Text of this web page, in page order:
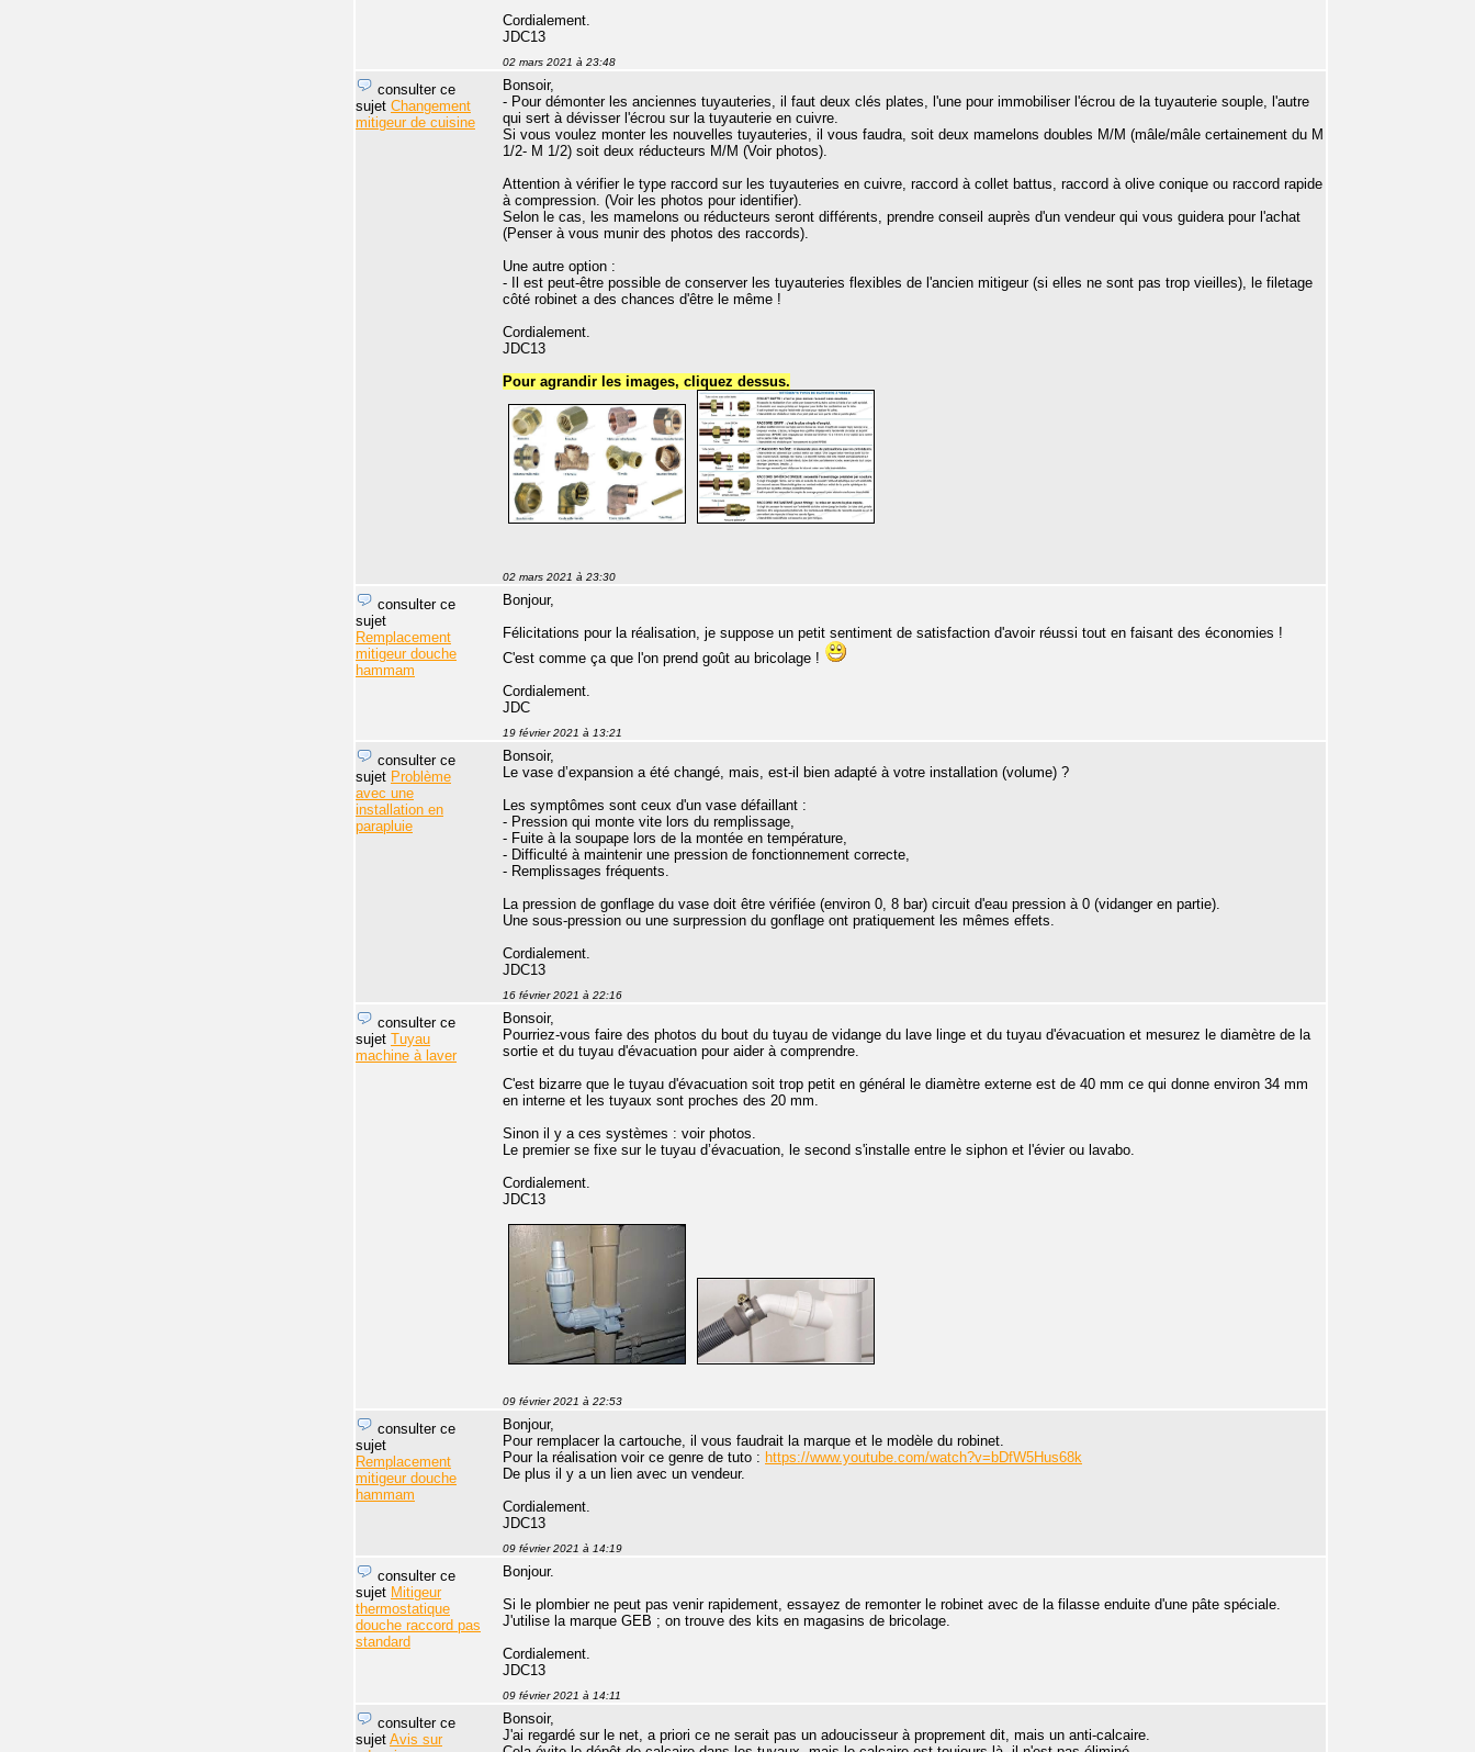
Cordialement.
JDC13
02 mars 2021 à 23:48
Bonsoir,
- Pour démonter les anciennes tuyauteries, il faut deux clés plates, l'une pour immobiliser l'écrou de la tuyauterie souple, l'autre
qui sert à dévisser l'écrou sur la tuyauterie en cuivre.
Si vous voulez monter les nouvelles tuyauteries, il vous faudra, soit deux mamelons doubles M/M (mâle/mâle certainement du M
1/2- M 1/2) soit deux réducteurs M/M (Voir photos).
Attention à vérifier le type raccord sur les tuyauteries en cuivre, raccord à collet battus, raccord à olive conique ou raccord rapide
à compression. (Voir les photos pour identifier).
Selon le cas, les mamelons ou réducteurs seront différents, prendre conseil auprès d'un vendeur qui vous guidera pour l'achat
(Penser à vous munir des photos des raccords).
Une autre option :
- Il est peut-être possible de conserver les tuyauteries flexibles de l'ancien mitigeur (si elles ne sont pas trop vieilles), le filetage
côté robinet a des chances d'être le même !
Cordialement.
JDC13
Pour agrandir les images, cliquez dessus.
02 mars 2021 à 23:30
consulter ce
sujet Changement
mitigeur de cuisine
Bonjour,
Félicitations pour la réalisation, je suppose un petit sentiment de satisfaction d'avoir réussi tout en faisant des économies !
C'est comme ça que l'on prend goût au bricolage !
Cordialement.
JDC
19 février 2021 à 13:21
consulter ce
sujet
Remplacement
mitigeur douche
hammam
Bonsoir,
Le vase d’expansion a été changé, mais, est-il bien adapté à votre installation (volume) ?
Les symptômes sont ceux d'un vase défaillant :
- Pression qui monte vite lors du remplissage,
- Fuite à la soupape lors de la montée en température,
- Difficulté à maintenir une pression de fonctionnement correcte,
- Remplissages fréquents.
La pression de gonflage du vase doit être vérifiée (environ 0, 8 bar) circuit d'eau pression à 0 (vidanger en partie).
Une sous-pression ou une surpression du gonflage ont pratiquement les mêmes effets.
Cordialement.
JDC13
16 février 2021 à 22:16
consulter ce
sujet Problème
avec une
installation en
parapluie
Bonsoir,
Pourriez-vous faire des photos du bout du tuyau de vidange du lave linge et du tuyau d'évacuation et mesurez le diamètre de la
sortie et du tuyau d'évacuation pour aider à comprendre.
C'est bizarre que le tuyau d'évacuation soit trop petit en général le diamètre externe est de 40 mm ce qui donne environ 34 mm
en interne et les tuyaux sont proches des 20 mm.
Sinon il y a ces systèmes : voir photos.
Le premier se fixe sur le tuyau d’évacuation, le second s'installe entre le siphon et l'évier ou lavabo.
Cordialement.
JDC13
09 février 2021 à 22:53
consulter ce
sujet Tuyau
machine à laver
Bonjour,
Pour remplacer la cartouche, il vous faudrait la marque et le modèle du robinet.
Pour la réalisation voir ce genre de tuto : https://www.youtube.com/watch?v=bDfW5Hus68k
De plus il y a un lien avec un vendeur.
Cordialement.
JDC13
09 février 2021 à 14:19
consulter ce
sujet
Remplacement
mitigeur douche
hammam
Bonjour.
Si le plombier ne peut pas venir rapidement, essayez de remonter le robinet avec de la filasse enduite d'une pâte spéciale.
J'utilise la marque GEB ; on trouve des kits en magasins de bricolage.
Cordialement.
JDC13
09 février 2021 à 14:11
consulter ce
sujet Mitigeur
thermostatique
douche raccord pas
standard
Bonsoir,
J'ai regardé sur le net, a priori ce ne serait pas un adoucisseur à proprement dit, mais un anti-calcaire.
consulter ce
sujet Avis sur